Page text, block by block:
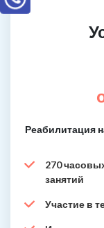
Реабилитация
270
занятий
Участие в